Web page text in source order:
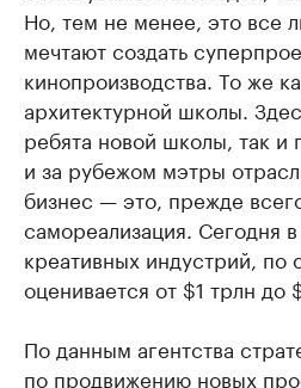
Но, тем не менее, это все
мечтают создать
кинопроизводства. То же
архитектурной школы.
ребята новой школы, так и
и за рубежом мэтры
бизнес — это, прежде
самореализация. Сегодня
креативных индустрий, по
оценивается от $1 трлн до
По данным агентства
по продвижению новых